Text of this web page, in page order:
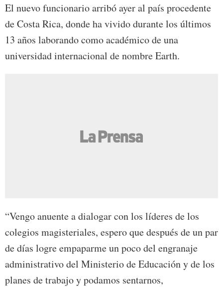
El nuevo funcionario arribó ayer al país procedente
de Costa Rica, donde ha vivido durante los últimos
13 años laborando como académico de una
universidad internacional de nombre Earth.
“Vengo anuente a dialogar con los líderes de los
colegios magisteriales, espero que después de un par
de días logre empaparme un poco del engranaje
administrativo del Ministerio de Educación y de los
planes de trabajo y podamos sentarnos,